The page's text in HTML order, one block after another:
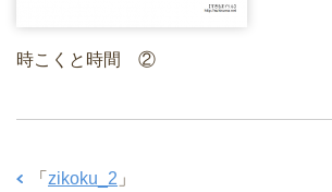
時こくと時間 ②
「 zikoku_2 」